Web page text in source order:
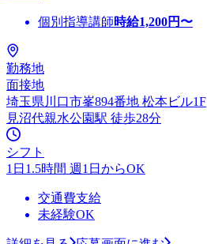
個別指導講師時給1,200円〜
勤務地
面接地
埼玉県川口市峯894番地 松本ビル1F
見沼代親水公園駅 徒歩28分
シフト
1日1.5時間 週1日からOK
交通費支給
未経験OK